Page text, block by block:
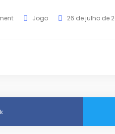
Jogo 26 de julho de